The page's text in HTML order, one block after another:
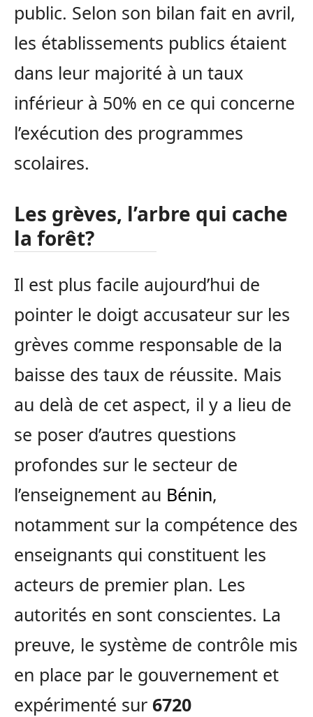
public. Selon son bilan fait en avril,
les établissements publics étaient
dans leur majorité à un taux
inférieur à 50% en ce qui concerne
l’exécution des programmes
scolaires.
Les grèves, l’arbre qui cache
la forêt?
Il est plus facile aujourd’hui de
pointer le doigt accusateur sur les
grèves comme responsable de la
baisse des taux de réussite. Mais
au delà de cet aspect, il y a lieu de
se poser d’autres questions
profondes sur le secteur de
l’enseignement au Bénin,
notamment sur la compétence des
enseignants qui constituent les
acteurs de premier plan. Les
autorités en sont conscientes. La
preuve, le système de contrôle mis
en place par le gouvernement et
expérimenté sur 6720